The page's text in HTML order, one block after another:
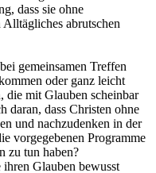
dass sie ohne
abrutschen
gemeinsamen Treffen
oder ganz leicht
die mit Glauben scheinbar
daran, dass Christen ohne
und nachzudenken in der
vorgegebenen Programme
zu tun haben?
Glauben bewusst